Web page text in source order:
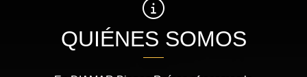
QUIÉNES SOMOS